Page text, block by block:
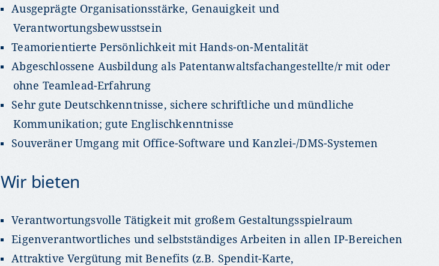
Ausgeprägte Organisationsstärke, Genauigkeit und
Verantwortungsbewusstsein
Teamorientierte Persönlichkeit mit Hands-on-Mentalität
Abgeschlossene Ausbildung als Patentanwaltsfachangestellte/r mit oder
ohne Teamlead-Erfahrung
Sehr gute Deutschkenntnisse, sichere schriftliche und mündliche
Kommunikation; gute Englischkenntnisse
Souveräner Umgang mit Office-Software und Kanzlei-/DMS-Systemen
Wir bieten
Verantwortungsvolle Tätigkeit mit großem Gestaltungsspielraum
Eigenverantwortliches und selbstständiges Arbeiten in allen IP-Bereichen
Attraktive Vergütung mit Benefits (z.B. Spendit-Karte,